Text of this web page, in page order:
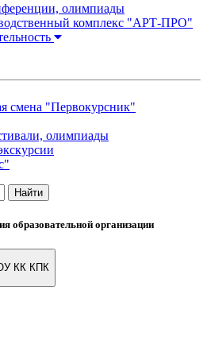
олимпиады
комплекс "АРТ-ПРО"
смена "Первокурсник"
олимпиады
образовательной организации
КК КПК